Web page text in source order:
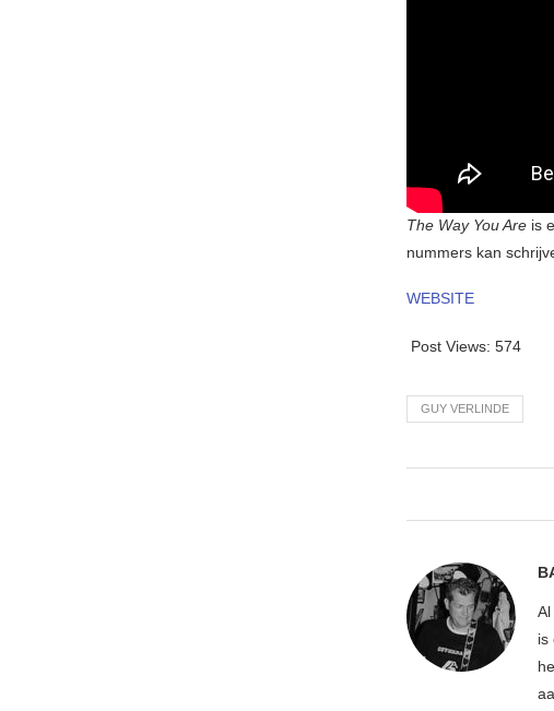
The Way You Are is
nummers kan
WEBSITE
Post Views: 574
GUY VERLINDE
is